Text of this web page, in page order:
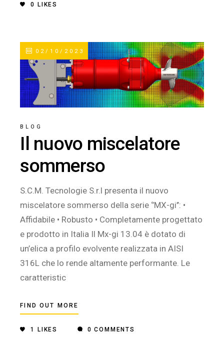
0 LIKES
02/10/2023
BLOG
Il nuovo miscelatore
sommerso
S.C.M. Tecnologie S.r.l presenta il nuovo
miscelatore sommerso della serie ‘’MX-gi’’: •
Affidabile • Robusto • Completamente progettato
e prodotto in Italia Il Mx-gi 13.04 è dotato di
un’elica a profilo evolvente realizzata in AISI
316L che lo rende altamente performante. Le
caratteristic
FIND OUT MORE
1 LIKES 0 COMMENTS